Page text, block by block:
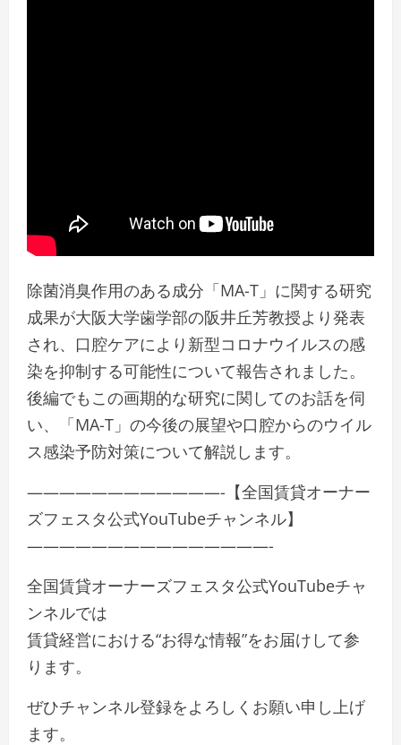
除菌消臭作用のある成分「MA-T」に関する研究
成果が大阪大学歯学部の阪井丘芳教授より発表
され、口腔ケアにより新型コロナウイルスの感
染を抑制する可能性について報告されました。
後編でもこの画期的な研究に関してのお話を伺
い、「MA-T」の今後の展望や口腔からのウイル
ス感染予防対策について解説します。
————————————-【全国賃貸オーナー
ズフェスタ公式YouTubeチャンネル】
———————————————-
全国賃貸オーナーズフェスタ公式YouTubeチャ
ンネルでは
賃貸経営における“お得な情報”をお届けして参
ります。
ぜひチャンネル登録をよろしくお願い申し上げ
ます。